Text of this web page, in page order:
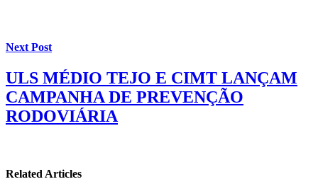
Next Post
ULS MÉDIO TEJO E CIMT LANÇAM
CAMPANHA DE PREVENÇÃO
RODOVIÁRIA
Related Articles